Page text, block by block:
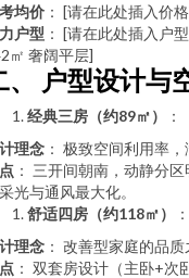
均价 ： [请在此处插入价
户型 ： [请在此处插入户
㎡ 奢阔平层]
、 户型设计与
经典三房（约89㎡）
：
理念 ： 极致空间利用率
： 三开间朝南，动静分
光与通风最大化。
舒适四房（约118㎡）
：
理念 ： 改善型家庭的品质
： 双套房设计（主卧+